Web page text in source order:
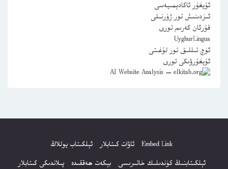
ئۇيغۇر ئاكادېمىيەسى
ئىزدىنىش تور ژۇرنىلى
قۇرئان كەرىم تورى
UyghurLingua
ئۈچ تىللىق تور لۇغىتى
ئۇيغۇرۋىكى تورى
Embed Link ئاۋات كىتابلار
ئېلكىتاب يوللاڭ
ئېلكىتابنىڭ كۈندىلىك خاتىرىسى
بېكەت ھەققىدە
پىلاندىكى كىتابلار